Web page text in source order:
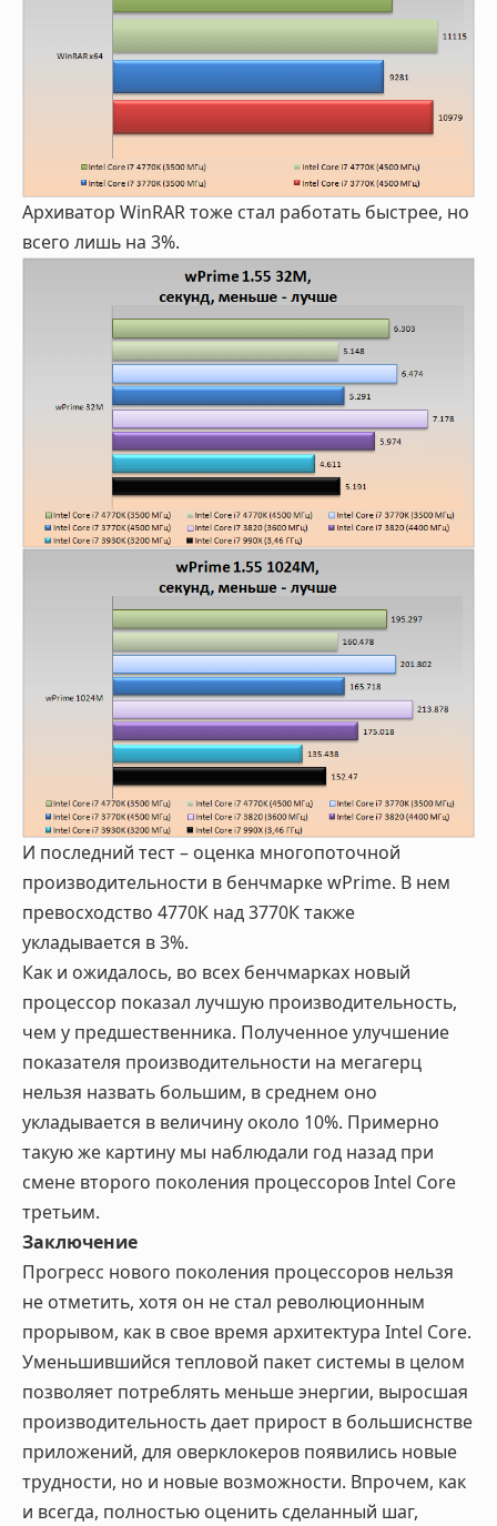
Архиватор WinRAR тоже стал работать быстрее, но
всего лишь на 3%.
И последний тест – оценка многопоточной
производительности в бенчмарке wPrime. В нем
превосходство 4770К над 3770К также
укладывается в 3%.
Как и ожидалось, во всех бенчмарках новый
процессор показал лучшую производительность,
чем у предшественника. Полученное улучшение
показателя производительности на мегагерц
нельзя назвать большим, в среднем оно
укладывается в величину около 10%. Примерно
такую же картину мы наблюдали год назад при
смене второго поколения процессоров Intel Core
третьим.
Заключение
Прогресс нового поколения процессоров нельзя
не отметить, хотя он не стал революционным
прорывом, как в свое время архитектура Intel Core.
Уменьшившийся тепловой пакет системы в целом
позволяет потреблять меньше энергии, выросшая
производительность дает прирост в большиснстве
приложений, для оверклокеров появились новые
трудности, но и новые возможности. Впрочем, как
и всегда, полностью оценить сделанный шаг,